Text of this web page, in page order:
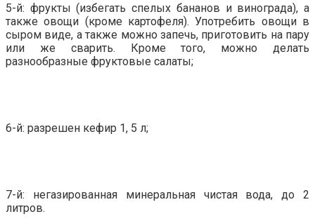
5-й: фрукты (избегать спелых бананов и винограда), а
также овощи (кроме картофеля). Употребить овощи в
сыром виде, а также можно запечь, приготовить на пару
или же сварить. Кроме того, можно делать
разнообразные фруктовые салаты;
6-й: разрешен кефир 1, 5 л;
7-й: негазированная минеральная чистая вода, до 2
литров.